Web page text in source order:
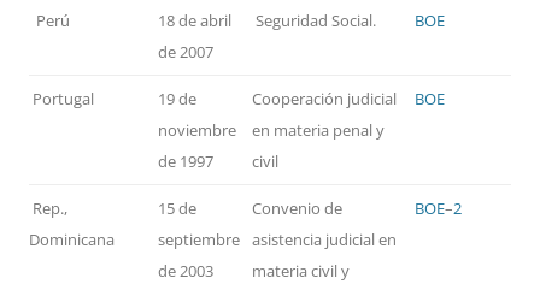
Perú
18 de abril
de 2007
Seguridad Social. BOE
Portugal
19 de
noviembre
de 1997
Cooperación judicial
en materia penal y
civil
BOE
Rep.,
Dominicana
15 de
septiembre
de 2003
Convenio de
asistencia judicial en
materia civil y
BOE–2